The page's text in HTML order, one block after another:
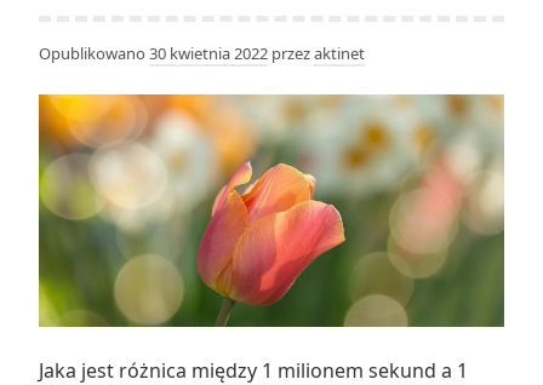
Opublikowano 30 kwietnia 2022 przezaktinet
Jaka jest różnica między 1 milionem sekund a 1